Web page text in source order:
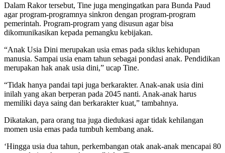
Dalam Rakor tersebut, Tine juga mengingatkan para Bunda Paud
agar program-programnya sinkron dengan program-program
pemerintah. Program-program yang disusun agar bisa
dikomunikasikan kepada pemangku kebijakan.
“Anak Usia Dini merupakan usia emas pada siklus kehidupan
manusia. Sampai usia enam tahun sebagai pondasi anak. Pendidikan
merupakan hak anak usia dini,” ucap Tine.
“Tidak hanya pandai tapi juga berkarakter. Anak-anak usia dini
inilah yang akan berperan pada 2045 nanti. Anak-anak harus
memiliki daya saing dan berkarakter kuat,” tambahnya.
Dikatakan, para orang tua juga diedukasi agar tidak kehilangan
momen usia emas pada tumbuh kembang anak.
‘Hingga usia dua tahun, perkembangan otak anak-anak mencapai 80